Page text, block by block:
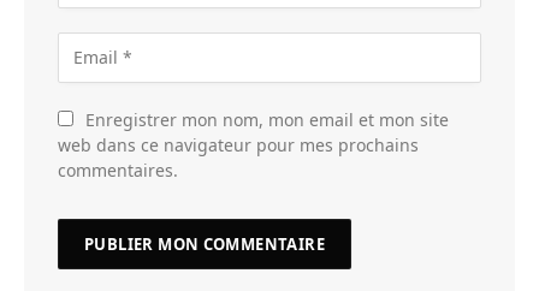
Enregistrer mon nom, mon email et mon site
web dans ce navigateur pour mes prochains
commentaires.